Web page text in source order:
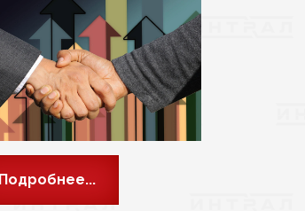
Подробнее...